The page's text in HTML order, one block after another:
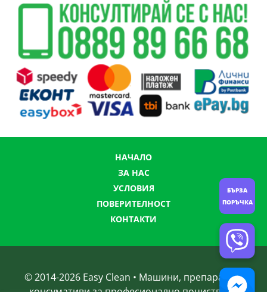
НАЧАЛО
ЗА НАС
УСЛОВИЯ
ПОВЕРИТЕЛНОСТ
КОНТАКТИ
© 2014-2026 Easy Clean • Машини, препарати и
БЪРЗА
ПОРЪЧКА